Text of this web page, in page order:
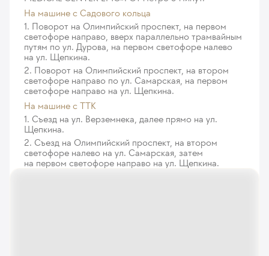
На машине c Садового кольца
1. Поворот на Олимпийский проспект, на первом
светофоре направо, вверх параллельно трамвайным
путям по ул. Дурова, на первом светофоре налево
на ул. Щепкина.
2. Поворот на Олимпийский проспект, на втором
светофоре направо по ул. Самарская, на первом
светофоре направо на ул. Щепкина.
На машине с ТТК
1. Съезд на ул. Верземнека, далее прямо на ул.
Щепкина.
2. Съезд на Олимпийский проспект, на втором
светофоре налево на ул. Самарская, затем
на первом светофоре направо на ул. Щепкина.